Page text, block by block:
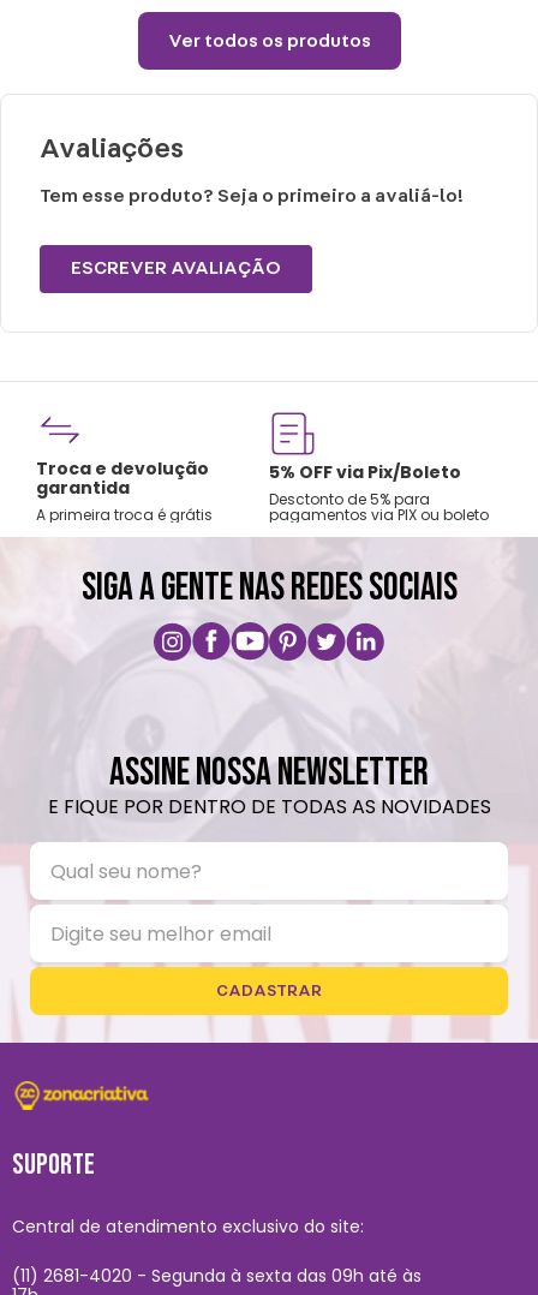
Ver todos os produtos
Avaliações
Tem esse produto? Seja o primeiro a avaliá-lo!
ESCREVER AVALIAÇÃO
Troca e devolução
garantida
A primeira troca é grátis
5% OFF via Pix/Boleto
Desctonto de 5% para
pagamentos via PIX ou boleto
SIGA A GENTE NAS REDES SOCIAIS
ASSINE NOSSA NEWSLETTER
E FIQUE POR DENTRO DE TODAS AS NOVIDADES
CADASTRAR
SUPORTE
Central de atendimento exclusivo do site:
(11) 2681-4020 - Segunda à sexta das 09h até às